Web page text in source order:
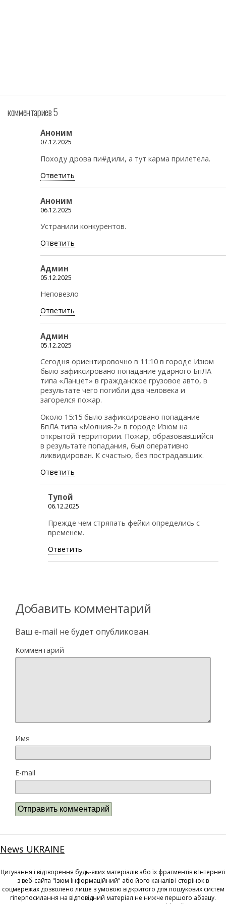
комментариев 5
Аноним
07.12.2025
Походу дрова пи#дили, а тут карма прилетела.
Ответить
Аноним
06.12.2025
Устранили конкурентов.
Ответить
Админ
05.12.2025
Неповезло
Ответить
Админ
05.12.2025
Сегодня ориентировочно в 11:10 в городе Изюм
было зафиксировано попадание ударного БпЛА
типа «Ланцет» в гражданское грузовое авто, в
результате чего погибли два человека и
загорелся пожар.
Около 15:15 было зафиксировано попадание
БпЛА типа «Молния-2» в городе Изюм на
открытой территории. Пожар, образовавшийся
в результате попадания, был оперативно
ликвидирован. К счастью, без пострадавших.
Ответить
Тупой
06.12.2025
Прежде чем стряпать фейки определись с
временем.
Ответить
Добавить комментарий
Ваш e-mail не будет опубликован.
Комментарий
Имя
E-mail
News UKRAINE
Цитування і відтворення будь-яких матеріалів або їх фрагментів в Інтернеті
з веб-сайта "Ізюм Інформаційний" або його каналів і сторінок в
соцмережах дозволено лише з умовою відкритого для пошукових систем
гіперпосилання на відповідний матеріал не нижче першого абзацу.